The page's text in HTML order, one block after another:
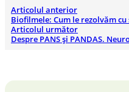
Articolul anterior
Biofilmele: Cum le rezolvăm
Articolul următor
Despre PANS şi PANDAS.